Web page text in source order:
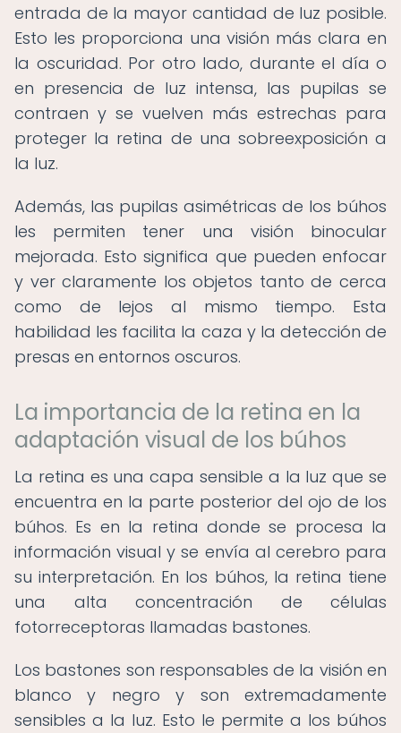
entrada de la mayor cantidad de luz posible.
Esto les proporciona una visión más clara en
la oscuridad. Por otro lado, durante el día o
en presencia de luz intensa, las pupilas se
contraen y se vuelven más estrechas para
proteger la retina de una sobreexposición a
la luz.
Además, las pupilas asimétricas de los búhos
les permiten tener una visión binocular
mejorada. Esto significa que pueden enfocar
y ver claramente los objetos tanto de cerca
como de lejos al mismo tiempo. Esta
habilidad les facilita la caza y la detección de
presas en entornos oscuros.
La importancia de la retina en la
adaptación visual de los búhos
La retina es una capa sensible a la luz que se
encuentra en la parte posterior del ojo de los
búhos. Es en la retina donde se procesa la
información visual y se envía al cerebro para
su interpretación. En los búhos, la retina tiene
una alta concentración de células
fotorreceptoras llamadas bastones.
Los bastones son responsables de la visión en
blanco y negro y son extremadamente
sensibles a la luz. Esto le permite a los búhos